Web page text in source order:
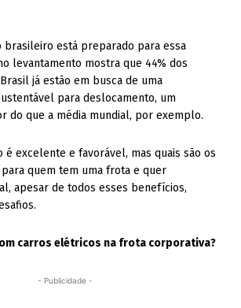
brasileiro está preparado para essa
levantamento mostra que 44% dos
já estão em busca de uma
para deslocamento, um
do que a média mundial, por exemplo.
é excelente e favorável, mas quais são os
quem tem uma frota e quer
apesar de todos esses benefícios,
carros elétricos na frota corporativa?
- Publicidade -